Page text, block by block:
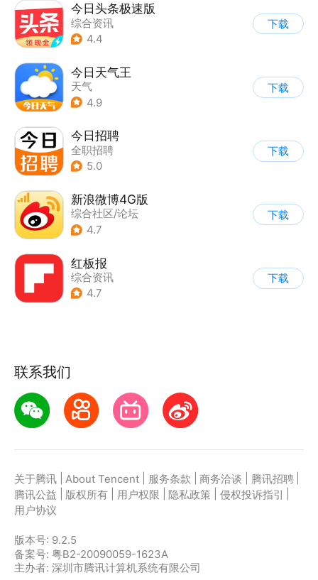
今日头条极速版
综合资讯
4.4
下载
今日天气王
天气
4.9
下载
今日招聘
全职招聘
5.0
下载
新浪微博4G版
综合社区/论坛
4.7
下载
红板报
综合资讯
4.7
下载
联系我们
关于腾讯 About Tencent 服务条款 商务洽谈 腾讯招聘
腾讯公益
版权所有 用户权限 隐私政策 侵权投诉指引
用户协议
版本号: 9.2.5
备案号: 粤B2-20090059-1623A
主办者: 深圳市腾讯计算机系统有限公司